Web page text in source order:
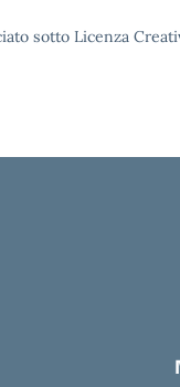
sotto Licenza